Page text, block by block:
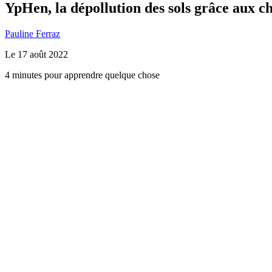
YpHen, la dépollution des sols grâce aux
Pauline Ferraz
Le 17 août 2022
4 minutes pour apprendre quelque chose